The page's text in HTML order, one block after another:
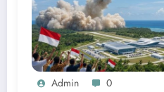
Admin 0